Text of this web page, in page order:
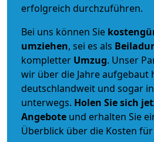
erfolgreich durchzuführen.
Bei uns können Sie
umziehen, sei es als
kompletter Umzug. Unser
wir über die Jahre aufgebaut
deutschlandweit und sogar
unterwegs. Holen Sie sich
Angebote und erhalten Sie
Überblick über die Kosten